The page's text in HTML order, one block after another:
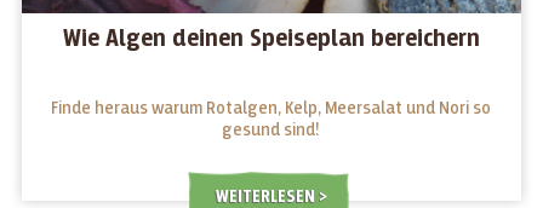
Wie Algen deinen Speiseplan bereichern
Finde heraus warum Rotalgen, Kelp, Meersalat und Nori so
gesund sind!
WEITERLESEN